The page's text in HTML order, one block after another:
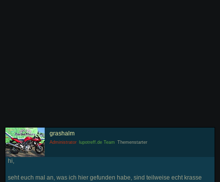
grashalm
Administrator lupotreff.de Team Themenstarter
hi,
seht euch mal an, was ich hier gefunden habe, sind teilweise echt krasse